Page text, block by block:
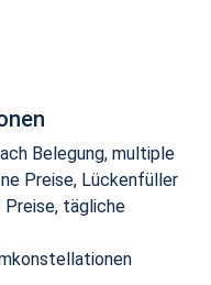
Belegung, multiple
Preise, Lückenfüller
Preise, tägliche